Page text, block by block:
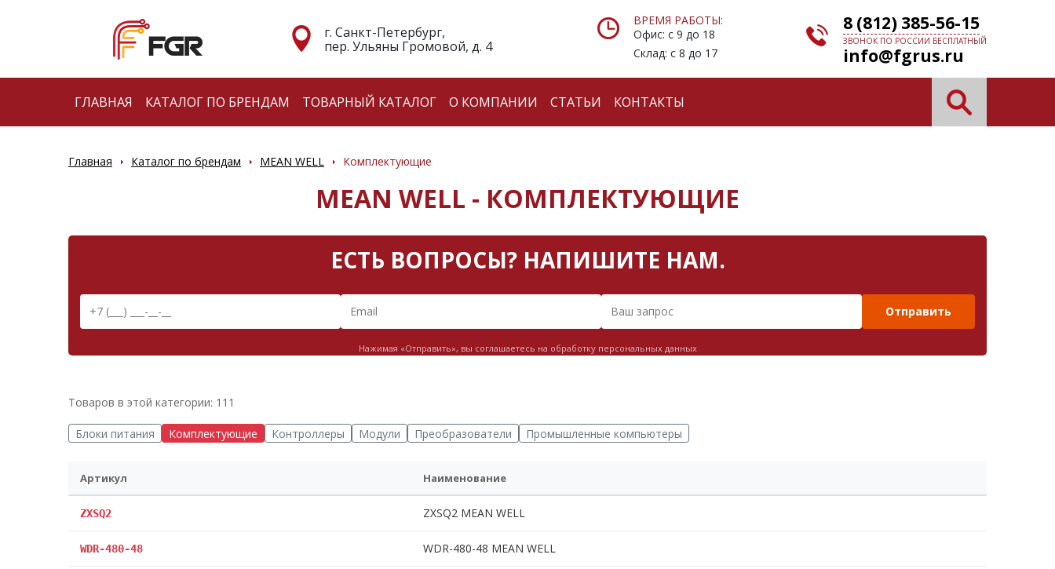
г. Санкт-Петербург,
пер. Ульяны Громовой, д. 4
ВРЕМЯ РАБОТЫ:
Офис: с 9 до 18
Склад: с 8 до 17
8 (812) 385-56-15
ЗВОНОК ПО РОССИИ БЕСПЛАТНЫЙ
info@fgrus.ru
ГЛАВНАЯ КАТАЛОГ ПО БРЕНДАМ ТОВАРНЫЙ КАТАЛОГ О КОМПАНИИ СТАТЬИ КОНТАКТЫ
Главная Каталог по брендам MEAN WELL Комплектующие
MEAN WELL - КОМПЛЕКТУЮЩИЕ
ЕСТЬ ВОПРОСЫ? НАПИШИТЕ НАМ.
Отправить
Нажимая «Отправить», вы соглашаетесь на обработку персональных данных
Товаров в этой категории: 111
Блоки питания Комплектующие Контроллеры Модули Преобразователи Промышленные компьютеры
Артикул Наименование
ZXSQ2 ZXSQ2 MEAN WELL
WDR-480-48 WDR-480-48 MEAN WELL